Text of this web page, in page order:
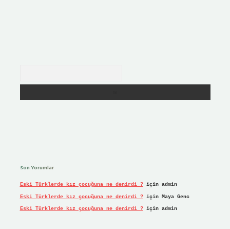
Son Yorumlar
Eski Türklerde kız çocuğuna ne denirdi ?için admin
Eski Türklerde kız çocuğuna ne denirdi ?için Maya Genc
Eski Türklerde kız çocuğuna ne denirdi ?için admin